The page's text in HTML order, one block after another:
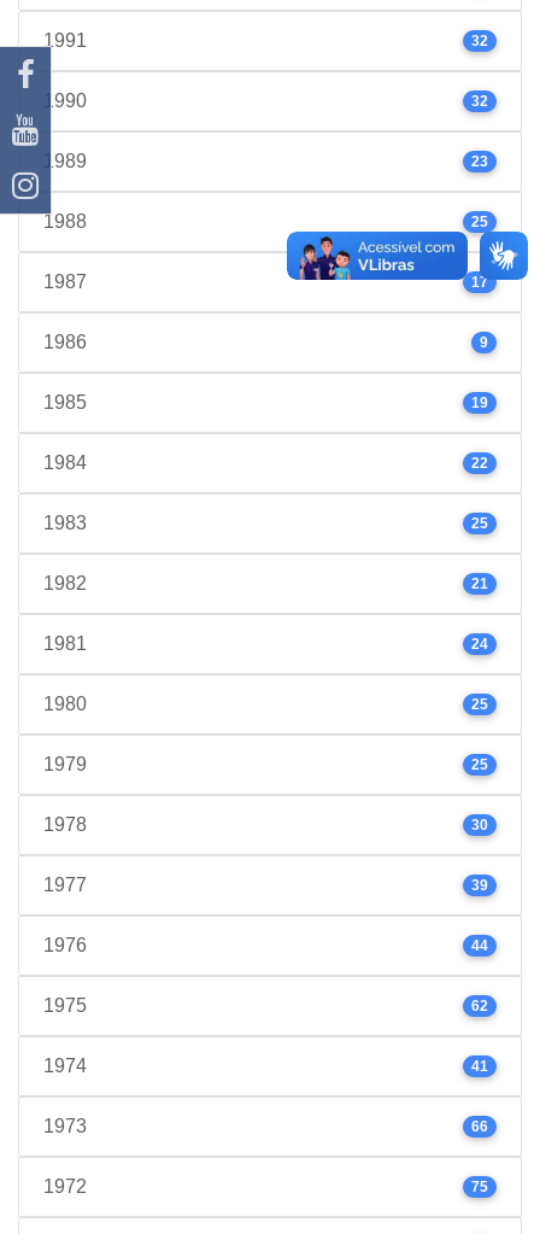
1991 32
1990 32
1989 23
1988 25
1987 17
1986 9
1985 19
1984 22
1983 25
1982 21
1981 24
1980 25
1979 25
1978 30
1977 39
1976 44
1975 62
1974 41
1973 66
1972 75